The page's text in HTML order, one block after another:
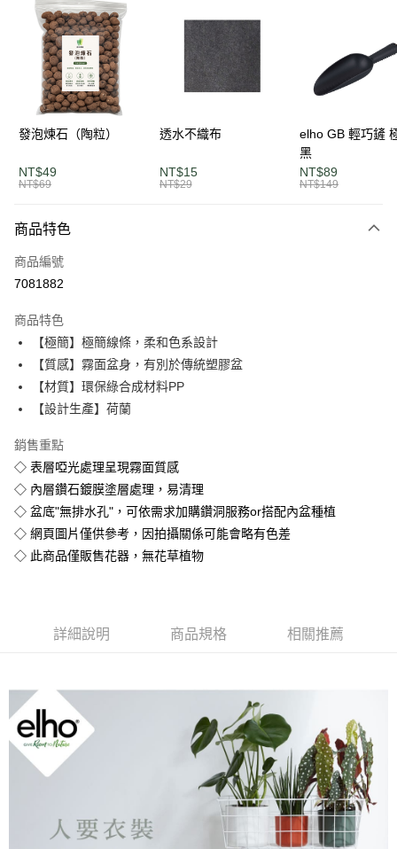
Apple Pay
街口支付
悠遊付
AFTEE先享後付
【關於「AFTEE先享後付」】
AFTEE先享後付是「在收到商品之後才付款」的支付方式。 讓您購物簡單
２．便利：只要手機號碼，簡訊認證，即可結帳。
【「AFTEE先享後付」結帳流程】
２．訂單成立數日內，您將收到繳費通知簡訊。
３．收到繳費通知簡訊後14天內，點擊此簡訊中的連結，可透過四大超商／
ATM／網路銀行／等多元方式進行付款，方視為交易完成。
※ 請注意：結帳手續完成當下不需立刻繳費，但若您需要取消訂單，請聯絡
購買商品的店家。未經商家同意取消之訂單仍視為有效，需透過AFTEE先享
後付繳納相關費用。
是否繳費成功／繳費後需取消欲退款等相關疑問，請聯繫「AFTEE先享後付
客戶支援中心」
【注意事項】
易，需依本服務之必要範圍內提供個人資料，並將交易相關給付款項請求債
權轉讓予恩沛科技股份有限公司。
２．關於個人資料處理事宜，請瀏覽以下網址：
https://aftee.tw/terms/#terms3
４．使用「AFTEE先享後付」時，將依據個別帳號之用戶狀況，依本公司即
恩沛科技股份有限公司將有權停止該用戶之使用額度並採取法律行動。
ATM付款
運送方式
單筆滿$1200免運
每筆NT$120，滿NT$1,200(含以上)免運費
每筆NT$250，滿NT$2,000(含以上)免運費
發泡煉石（陶粒）
NT$49
NT$69
透水不織布
NT$15
NT$29
elho GB 輕巧鏟
黑
NT$89
NT$149
商品特色
商品編號
7081882
商品特色
【極簡】極簡線條，柔和色系設計
【質感】霧面盆身，有別於傳統塑膠盆
【材質】環保綠合成材料PP
【設計生產】荷蘭
銷售重點
◇ 表層啞光處理呈現霧面質感
◇ 內層鑽石鍍膜塗層處理，易清理
◇ 盆底"無排水孔"，可依需求加購鑽洞服務or搭配內盆種植
◇ 網頁圖片僅供參考，因拍攝關係可能會略有色差
◇ 此商品僅販售花器，無花草植物
詳細說明 商品規格 相關推薦